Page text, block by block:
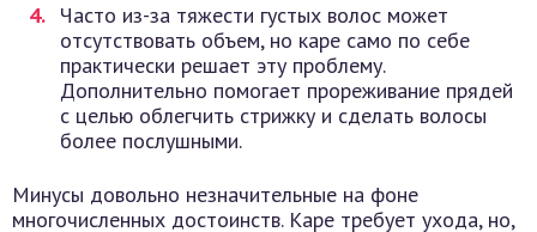
Часто из-за тяжести густых волос может
отсутствовать объем, но каре само по себе
практически решает эту проблему.
Дополнительно помогает прореживание прядей
с целью облегчить стрижку и сделать волосы
более послушными.
Минусы довольно незначительные на фоне
многочисленных достоинств. Каре требует ухода, но,